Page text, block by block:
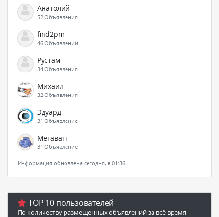
Анатолий
52 Объявления
find2pm
46 Объявлений
Рустам
34 Объявления
Михаил
32 Объявления
Эдуард
31 Объявление
Мегаватт
31 Объявление
Информация обновлена сегодня, в 01:36
TOP 10 пользователей
По количеству размещенных объявлений за всё время